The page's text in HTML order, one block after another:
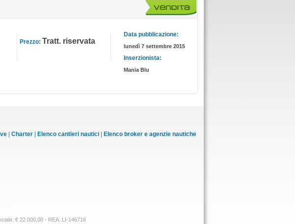
Prezzo: Tratt. riservata
Data pubblicazione:
lunedì 7 settembre 2015
Inserzionista:
Mania Blu
| Charter| Elenco cantieri nautici| Elenco broker e agenzie nautiche
€ 22.000,00 - REA: LI-146716